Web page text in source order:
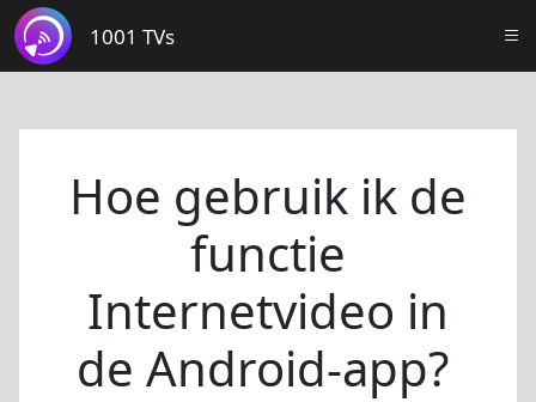
1001 TVs
Hoe gebruik ik de
functie
Internetvideo in
de Android-app?